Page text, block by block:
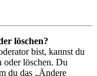
löschen?
bist, kannst du
oder löschen. Du
du das „Ändere